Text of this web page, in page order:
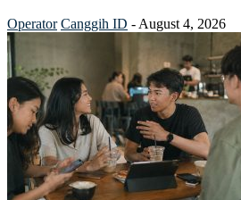
Operator Canggih ID - August 4, 2026